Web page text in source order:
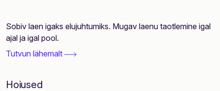
Sobiv laen igaks elujuhtumiks. Mugav laenu taotlemine igal
ajal ja igal pool.
Tutvun lähemalt
Hoiused